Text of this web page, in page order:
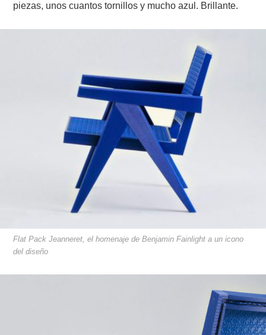
piezas, unos cuantos tornillos y mucho azul. Brillante.
Flat Pack Jeanneret, el homenaje de Benjamin Fainlight a un icono
del diseño